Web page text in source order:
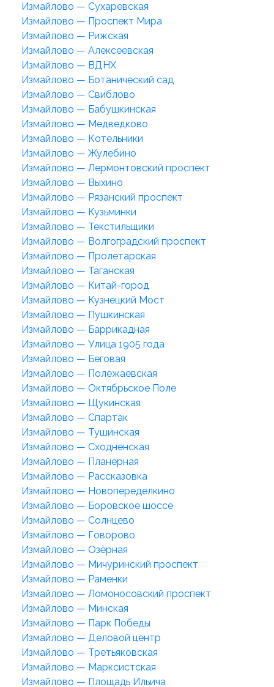
Измайлово — Сухаревская
Измайлово — Проспект Мира
Измайлово — Рижская
Измайлово — Алексеевская
Измайлово — ВДНХ
Измайлово — Ботанический сад
Измайлово — Свиблово
Измайлово — Бабушкинская
Измайлово — Медведково
Измайлово — Котельники
Измайлово — Жулебино
Измайлово — Лермонтовский проспект
Измайлово — Выхино
Измайлово — Рязанский проспект
Измайлово — Кузьминки
Измайлово — Текстильщики
Измайлово — Волгоградский проспект
Измайлово — Пролетарская
Измайлово — Таганская
Измайлово — Китай-город
Измайлово — Кузнецкий Мост
Измайлово — Пушкинская
Измайлово — Баррикадная
Измайлово — Улица 1905 года
Измайлово — Беговая
Измайлово — Полежаевская
Измайлово — Октябрьское Поле
Измайлово — Щукинская
Измайлово — Спартак
Измайлово — Тушинская
Измайлово — Сходненская
Измайлово — Планерная
Измайлово — Рассказовка
Измайлово — Новопеределкино
Измайлово — Боровское шоссе
Измайлово — Солнцево
Измайлово — Говорово
Измайлово — Озёрная
Измайлово — Мичуринский проспект
Измайлово — Раменки
Измайлово — Ломоносовский проспект
Измайлово — Минская
Измайлово — Парк Победы
Измайлово — Деловой центр
Измайлово — Третьяковская
Измайлово — Марксистская
Измайлово — Площадь Ильича